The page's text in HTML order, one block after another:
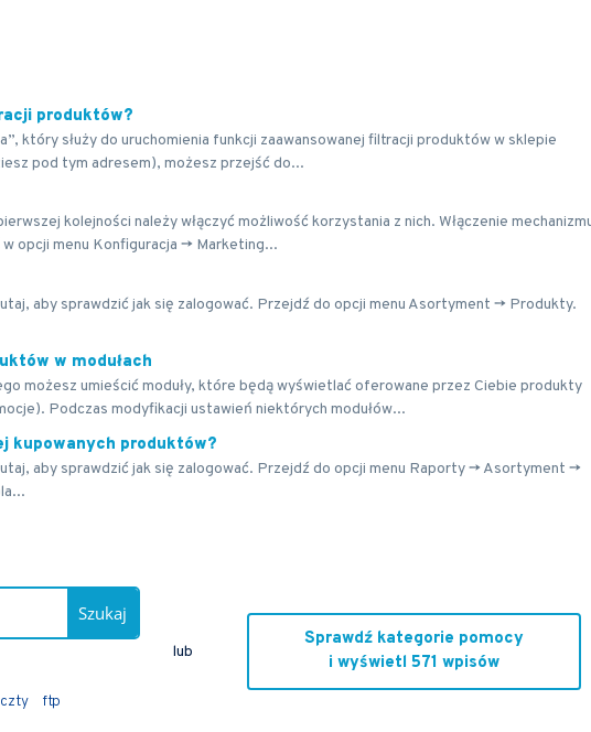
produktów?
który służy do uruchomienia funkcji zaawansowanej filtracji produktów w sklepie
pod tym adresem), możesz przejść do...
kolejności należy włączyć możliwość korzystania z nich. Włączenie
opcji menu Konfiguracja -> Marketing...
aby sprawdzić jak się zalogować. Przejdź do opcji menu Asortyment -> Produkty.
w modułach
możesz umieścić moduły, które będą wyświetlać oferowane przez Ciebie produkty
Podczas modyfikacji ustawień niektórych modułów...
kupowanych produktów?
aby sprawdzić jak się zalogować. Przejdź do opcji menu Raporty -> Asortyment ->
Szukaj
ftp
lub
Sprawdź kategorie pomocy
i wyświetl 571 wpisów